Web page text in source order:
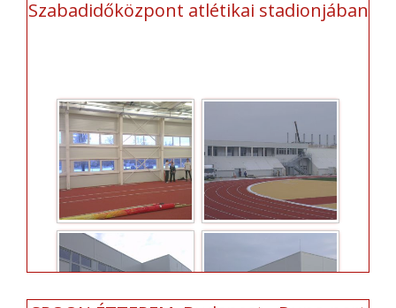
Szabadidőközpont atlétikai stadionjában